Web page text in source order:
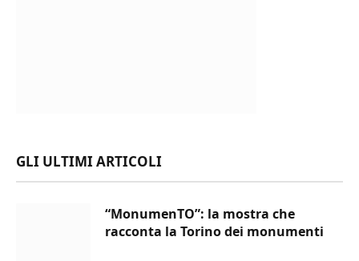
GLI ULTIMI ARTICOLI
“MonumenTO”: la mostra che
racconta la Torino dei monumenti